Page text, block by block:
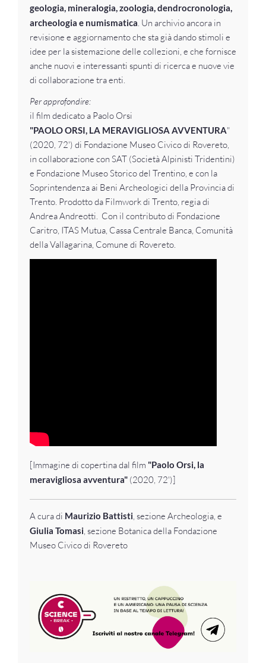
geologia, mineralogia, zoologia, dendrocronologia,
archeologia e numismatica . Un archivio ancora in
revisione e aggiornamento che sta già dando stimoli e
idee per la sistemazione delle collezioni, e che fornisce
anche nuovi e interessanti spunti di ricerca e nuove vie
di collaborazione tra enti.
Per approfondire:
il film dedicato a Paolo Orsi
"PAOLO ORSI, LA MERAVIGLIOSA AVVENTURA"
(2020, 72') di Fondazione Museo Civico di Rovereto,
in collaborazione con SAT (Società Alpinisti Tridentini)
e Fondazione Museo Storico del Trentino, e con la
Soprintendenza ai Beni Archeologici della Provincia di
Trento. Prodotto da Filmwork di Trento, regia di
Andrea Andreotti. Con il contributo di Fondazione
Caritro, ITAS Mutua, Cassa Centrale Banca, Comunità
della Vallagarina, Comune di Rovereto.
[Immagine di copertina dal film "Paolo Orsi, la
meravigliosa avventura" (2020, 72')]
A cura di Maurizio Battisti , sezione Archeologia, e
Giulia Tomasi , sezione Botanica della Fondazione
Museo Civico di Rovereto